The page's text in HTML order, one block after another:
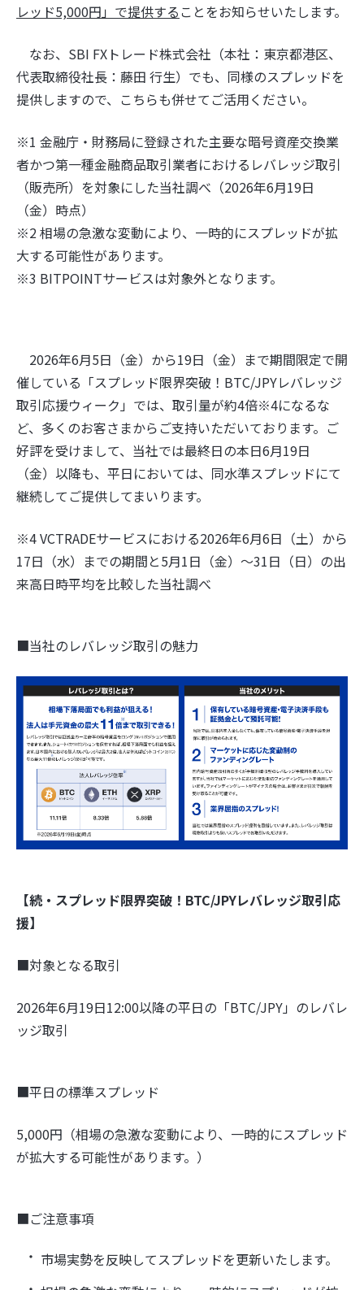
レッド5,000円」で提供する ことをお知らせいたします。
なお、SBI FXトレード株式会社（本社：東京都港区、
代表取締役社長：藤田 行生）でも、同様のスプレッドを
提供しますので、こちらも併せてご活用ください。
※1 金融庁・財務局に登録された主要な暗号資産交換業
者かつ第一種金融商品取引業者におけるレバレッジ取引
（販売所）を対象にした当社調べ（2026年6月19日
（金）時点）
※2 相場の急激な変動により、一時的にスプレッドが拡
大する可能性があります。
※3 BITPOINTサービスは対象外となります。
2026年6月5日（金）から19日（金）まで期間限定で開
催している「スプレッド限界突破！BTC/JPYレバレッジ
取引応援ウィーク」では、取引量が約4倍※4になるな
ど、多くのお客さまからご支持いただいております。ご
好評を受けまして、当社では最終日の本日6月19日
（金）以降も、平日においては、同水準スプレッドにて
継続してご提供してまいります。
※4 VCTRADEサービスにおける2026年6月6日（土）から
17日（水）までの期間と5月1日（金）～31日（日）の出
来高日時平均を比較した当社調べ
■当社のレバレッジ取引の魅力
【続・スプレッド限界突破！BTC/JPYレバレッジ取引応
援】
■対象となる取引
2026年6月19日12:00以降の平日の「BTC/JPY」のレバレ
ッジ取引
■平日の標準スプレッド
5,000円（相場の急激な変動により、一時的にスプレッド
が拡大する可能性があります。）
■ご注意事項
市場実勢を反映してスプレッドを更新いたします。